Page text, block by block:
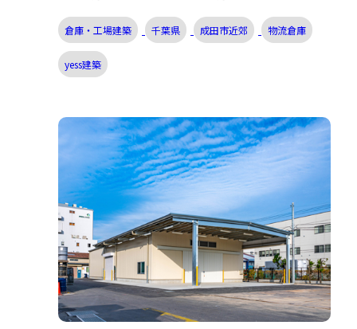
倉庫・工場建築 千葉県 成田市近郊 物流倉庫
yess建築